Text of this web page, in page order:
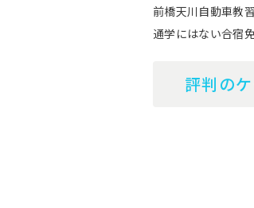
前橋天川自動車教
通学にはない合宿
評判の